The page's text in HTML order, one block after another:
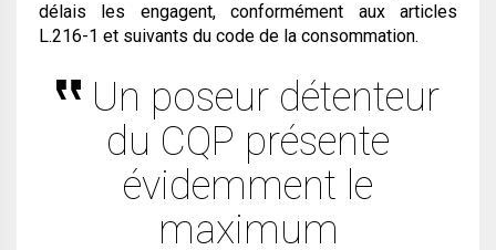
délais les engagent, conformément aux articles
L.216-1 et suivants du code de la consommation.
Un poseur détenteur
du CQP présente
évidemment le
maximum